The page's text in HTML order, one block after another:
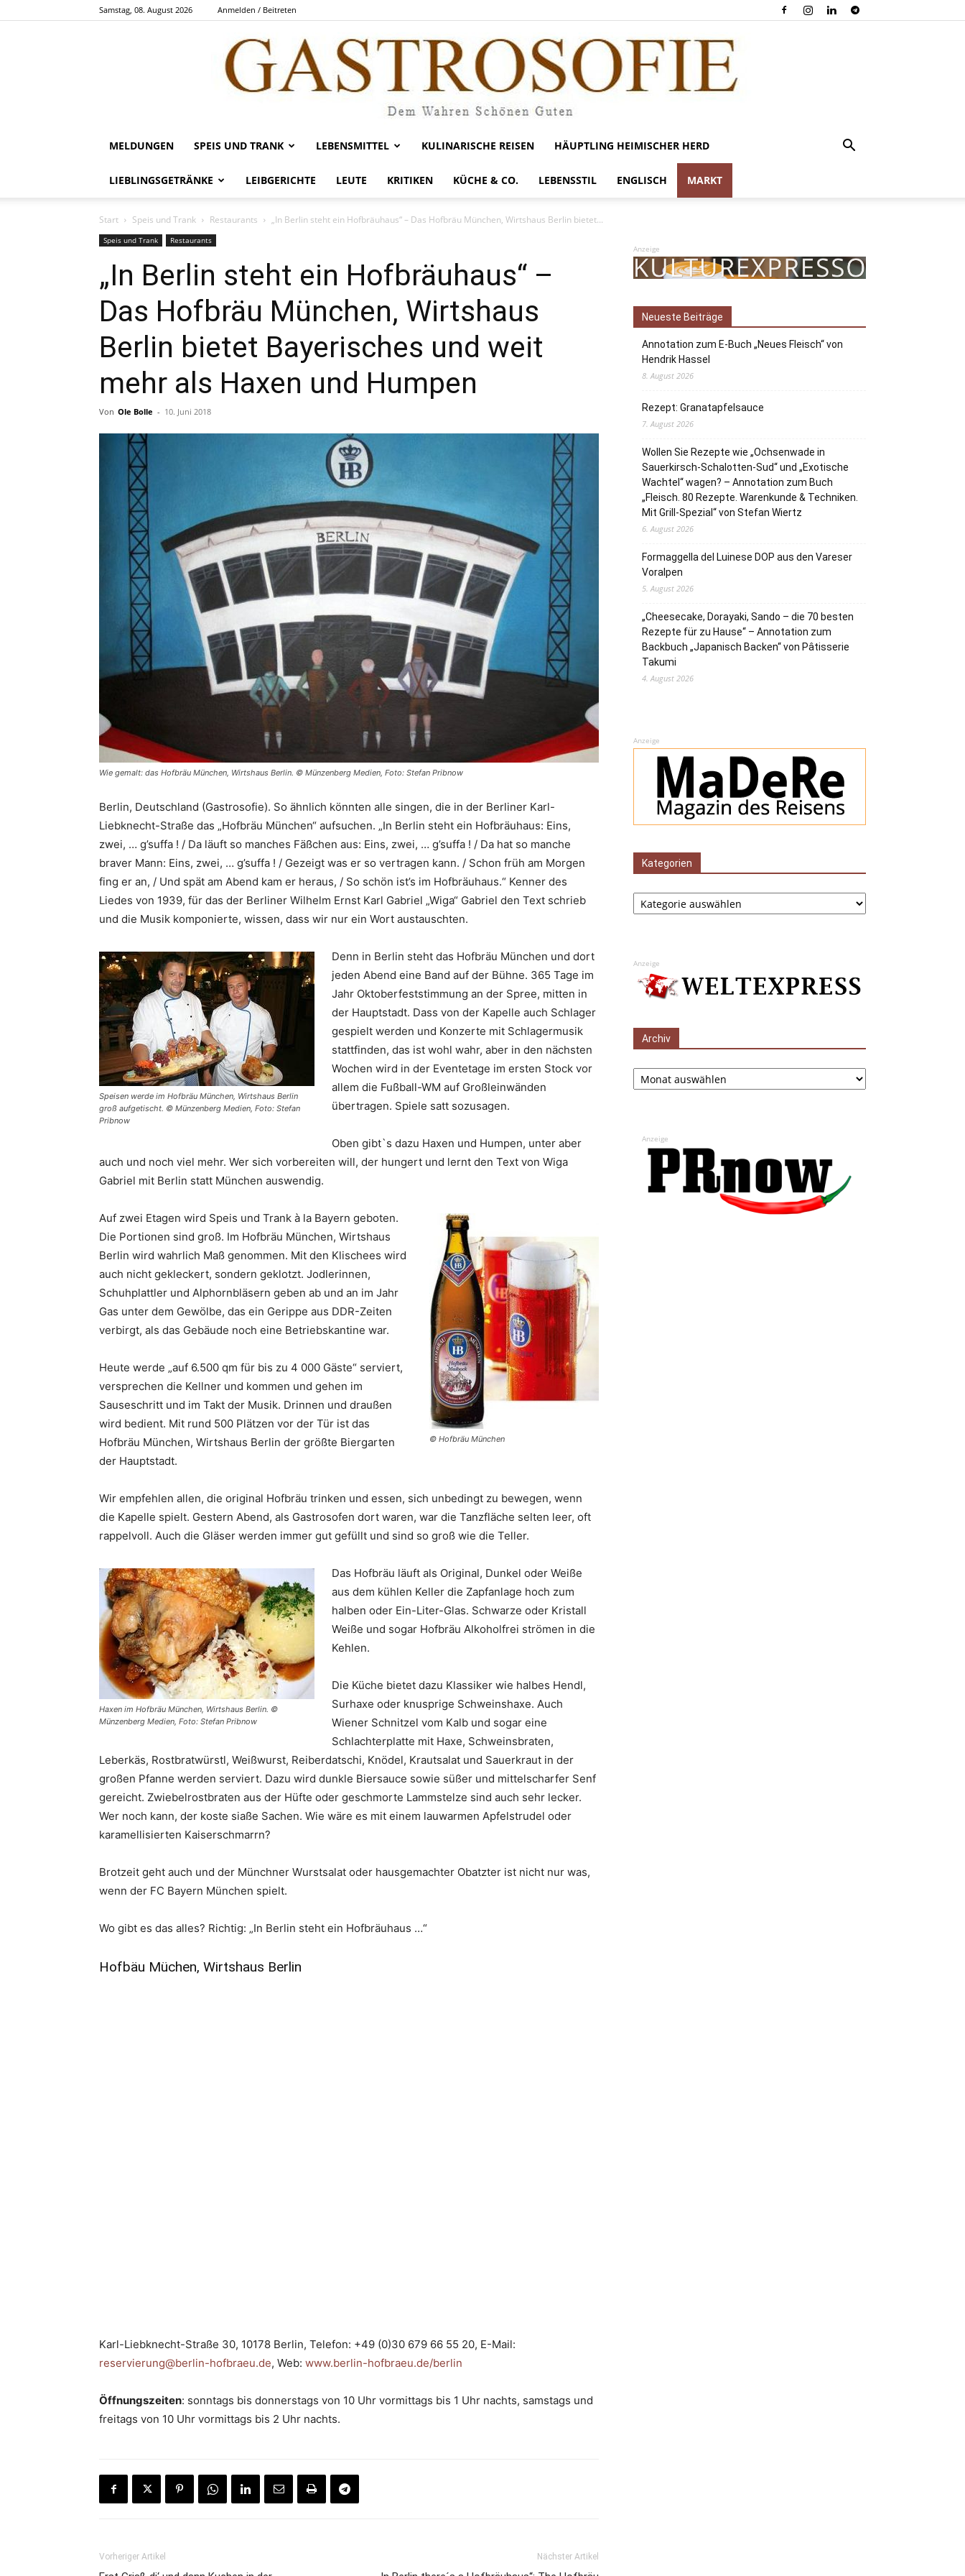
Samstag, 08. August 2026 Anmelden / Beitreten
Gastrosofie
MELDUNGEN SPEIS UND TRANK LEBENSMITTEL KULINARISCHE REISEN HÄUPTLING HEIMISCHER HERD
LIEBLINGSGETRÄNKE LEIBGERICHTE LEUTE KRITIKEN KÜCHE & CO. LEBENSSTIL ENGLISCH MARKT
Start Speis und Trank Restaurants „In Berlin steht ein Hofbräuhaus“ – Das Hofbräu München, Wirtshaus Berlin bietet...
Speis und Trank Restaurants
„In Berlin steht ein Hofbräuhaus“ –
Das Hofbräu München, Wirtshaus
Berlin bietet Bayerisches und weit
mehr als Haxen und Humpen
Von Ole Bolle - 10. Juni 2018
Wie gemalt: das Hofbräu München, Wirtshaus Berlin. © Münzenberg Medien, Foto: Stefan Pribnow
Berlin, Deutschland (Gastrosofie). So ähnlich könnten alle singen, die in der Berliner Karl-
Liebknecht-Straße das „Hofbräu München“ aufsuchen. „In Berlin steht ein Hofbräuhaus: Eins,
zwei, … g’suffa ! / Da läuft so manches Fäßchen aus: Eins, zwei, … g’suffa ! / Da hat so manche
braver Mann: Eins, zwei, … g’suffa ! / Gezeigt was er so vertragen kann. / Schon früh am Morgen
fing er an, / Und spät am Abend kam er heraus, / So schön ist’s im Hofbräuhaus.“ Kenner des
Liedes von 1939, für das der Berliner Wilhelm Ernst Karl Gabriel „Wiga“ Gabriel den Text schrieb
und die Musik komponierte, wissen, dass wir nur ein Wort austauschten.
Speisen werde im Hofbräu München, Wirtshaus Berlin
groß aufgetischt. © Münzenberg Medien, Foto: Stefan
Pribnow
Denn in Berlin steht das Hofbräu München und dort
jeden Abend eine Band auf der Bühne. 365 Tage im
Jahr Oktoberfeststimmung an der Spree, mitten in
der Hauptstadt. Dass von der Kapelle auch Schlager
gespielt werden und Konzerte mit Schlagermusik
stattfinden, das ist wohl wahr, aber in den nächsten
Wochen wird in der Eventetage im ersten Stock vor
allem die Fußball-WM auf Großleinwänden
übertragen. Spiele satt sozusagen.
Oben gibt`s dazu Haxen und Humpen, unter aber
auch und noch viel mehr. Wer sich vorbereiten will, der hungert und lernt den Text von Wiga
Gabriel mit Berlin statt München auswendig.
© Hofbräu München
Auf zwei Etagen wird Speis und Trank à la Bayern geboten.
Die Portionen sind groß. Im Hofbräu München, Wirtshaus
Berlin wird wahrlich Maß genommen. Mit den Klischees wird
auch nicht gekleckert, sondern geklotzt. Jodlerinnen,
Schuhplattler und Alphornbläsern geben ab und an im Jahr
Gas unter dem Gewölbe, das ein Gerippe aus DDR-Zeiten
verbirgt, als das Gebäude noch eine Betriebskantine war.
Heute werde „auf 6.500 qm für bis zu 4 000 Gäste“ serviert,
versprechen die Kellner und kommen und gehen im
Sauseschritt und im Takt der Musik. Drinnen und draußen
wird bedient. Mit rund 500 Plätzen vor der Tür ist das
Hofbräu München, Wirtshaus Berlin der größte Biergarten
der Hauptstadt.
Wir empfehlen allen, die original Hofbräu trinken und essen, sich unbedingt zu bewegen, wenn
die Kapelle spielt. Gestern Abend, als Gastrosofen dort waren, war die Tanzfläche selten leer, oft
rappelvoll. Auch die Gläser werden immer gut gefüllt und sind so groß wie die Teller.
Haxen im Hofbräu München, Wirtshaus Berlin. ©
Münzenberg Medien, Foto: Stefan Pribnow
Das Hofbräu läuft als Original, Dunkel oder Weiße
aus dem kühlen Keller die Zapfanlage hoch zum
halben oder Ein-Liter-Glas. Schwarze oder Kristall
Weiße und sogar Hofbräu Alkoholfrei strömen in die
Kehlen.
Die Küche bietet dazu Klassiker wie halbes Hendl,
Surhaxe oder knusprige Schweinshaxe. Auch
Wiener Schnitzel vom Kalb und sogar eine
Schlachterplatte mit Haxe, Schweinsbraten,
Leberkäs, Rostbratwürstl, Weißwurst, Reiberdatschi, Knödel, Krautsalat und Sauerkraut in der
großen Pfanne werden serviert. Dazu wird dunkle Biersauce sowie süßer und mittelscharfer Senf
gereicht. Zwiebelrostbraten aus der Hüfte oder geschmorte Lammstelze sind auch sehr lecker.
Wer noch kann, der koste siaße Sachen. Wie wäre es mit einem lauwarmen Apfelstrudel oder
karamellisierten Kaiserschmarrn?
Brotzeit geht auch und der Münchner Wurstsalat oder hausgemachter Obatzter ist nicht nur was,
wenn der FC Bayern München spielt.
Wo gibt es das alles? Richtig: „In Berlin steht ein Hofbräuhaus …“
Hofbäu Müchen, Wirtshaus Berlin
Karl-Liebknecht-Straße 30, 10178 Berlin, Telefon: +49 (0)30 679 66 55 20, E-Mail:
reservierung@berlin-hofbraeu.de, Web: www.berlin-hofbraeu.de/berlin
Öffnungszeiten: sonntags bis donnerstags von 10 Uhr vormittags bis 1 Uhr nachts, samstags und
freitags von 10 Uhr vormittags bis 2 Uhr nachts.
Vorheriger Artikel Nächster Artikel
Anzeige
Neueste Beiträge
Annotation zum E-Buch „Neues Fleisch“ von
Hendrik Hassel
8. August 2026
Rezept: Granatapfelsauce
7. August 2026
Wollen Sie Rezepte wie „Ochsenwade in
Sauerkirsch-Schalotten-Sud“ und „Exotische
Wachtel“ wagen? – Annotation zum Buch
„Fleisch. 80 Rezepte. Warenkunde & Techniken.
Mit Grill-Spezial“ von Stefan Wiertz
6. August 2026
Formaggella del Luinese DOP aus den Vareser
Voralpen
5. August 2026
„Cheesecake, Dorayaki, Sando – die 70 besten
Rezepte für zu Hause“ – Annotation zum
Backbuch „Japanisch Backen“ von Pâtisserie
Takumi
4. August 2026
Anzeige
Kategorien
Kategorien
Anzeige
Archiv
Archiv
Anzeige